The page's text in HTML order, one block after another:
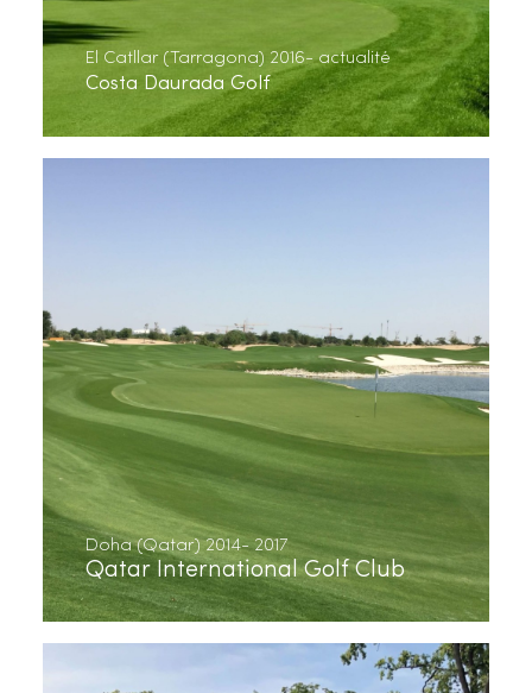
El Catllar (Tarragona) 2016- actualité
Costa Daurada Golf
Doha (Qatar) 2014- 2017
Qatar International Golf Club